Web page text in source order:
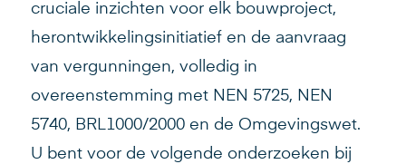
cruciale inzichten voor elk bouwproject,
herontwikkelingsinitiatief en de aanvraag
van vergunningen, volledig in
overeenstemming met NEN 5725, NEN
5740, BRL1000/2000 en de Omgevingswet.
U bent voor de volgende onderzoeken bij